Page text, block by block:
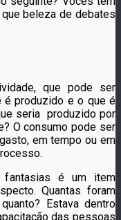
beleza de debates
que pode ser
é produzido e o que é
seria produzido por
O consumo pode ser
em tempo ou em
fantasias é um item
Quantas foram
Estava dentro
das pessoas